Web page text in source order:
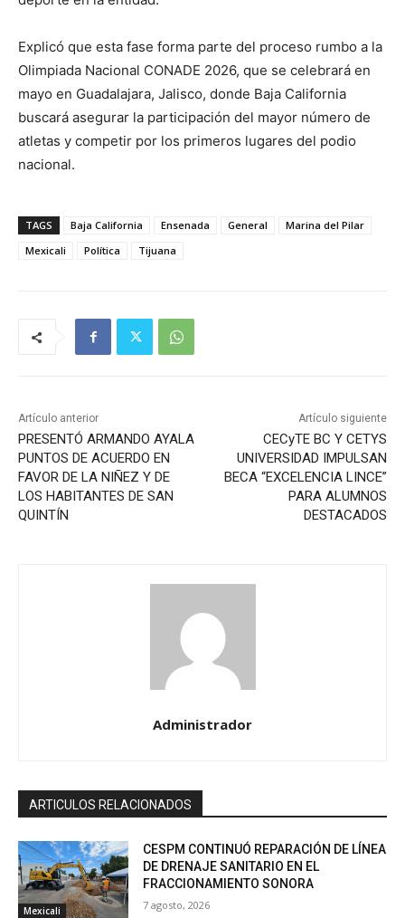
Explicó que esta fase forma parte del proceso rumbo a la
Olimpiada Nacional CONADE 2026, que se celebrará en
mayo en Guadalajara, Jalisco, donde Baja California
buscará asegurar la participación del mayor número de
atletas y competir por los primeros lugares del podio
nacional.
TAGS Baja California Ensenada General
Marina del Pilar
Mexicali
Política Tijuana
Artículo anterior
PRESENTÓ ARMANDO AYALA
PUNTOS DE ACUERDO EN
FAVOR DE LA NIÑEZ Y DE
LOS HABITANTES DE SAN
QUINTÍN
Artículo siguiente
CECyTE BC Y CETYS
UNIVERSIDAD IMPULSAN
BECA “EXCELENCIA LINCE”
PARA ALUMNOS
DESTACADOS
Administrador
ARTICULOS RELACIONADOS
Mexicali
CESPM CONTINUÓ REPARACIÓN DE LÍNEA
DE DRENAJE SANITARIO EN EL
FRACCIONAMIENTO SONORA
7 agosto, 2026